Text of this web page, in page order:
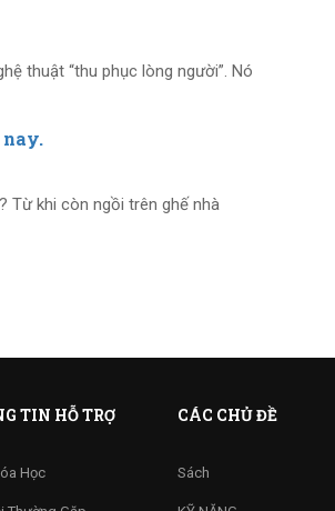
thuật “thu phục lòng người”. Nó
Từ khi còn ngồi trên ghế nhà
TIN HỖ TRỢ
Học
CÁC CHỦ ĐỀ
Sách